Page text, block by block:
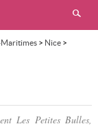
> Nice>
Les Petites Bulles,